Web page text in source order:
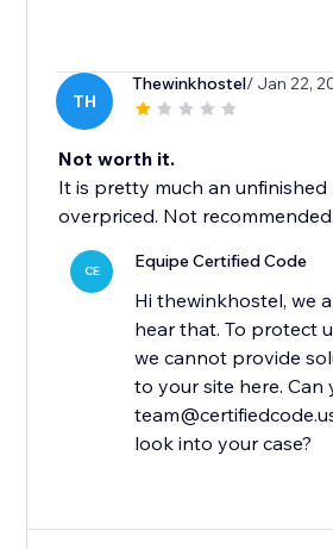
TH
Thewinkhostel/ Jan 22,
Not worth it.
It is pretty much an
overpriced. Not recommended.
CE Equipe Certified Code
Hi thewinkhostel, we
hear that. To protect
we cannot provide
to your site here. Can
look into your case?